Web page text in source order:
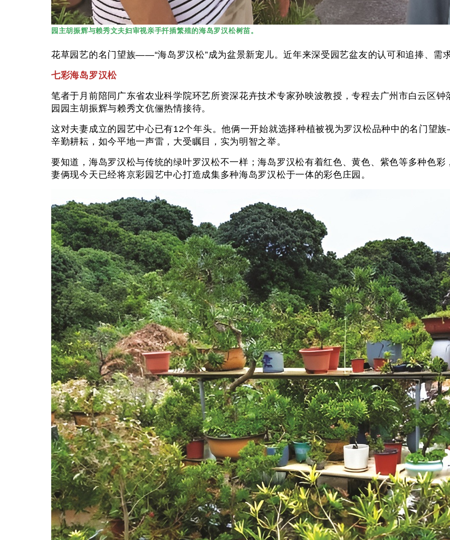
园主胡振辉与赖秀文夫妇审视亲手扦插繁殖的海岛罗汉松树苗。
花草园艺的名门望族——“海岛罗汉松”成为盆景新宠儿。近年来深受园艺盆友的认可和追捧、需
七彩海岛罗汉松
笔者于月前陪同广东省农业科学院环艺所资深花卉技术专家孙映波教授，专程去广州市白云区
园园主胡振辉与赖秀文伉俪热情接待。
这对夫妻成立的园艺中心已有12个年头。他俩一开始就选择种植被视为罗汉松品种中的名门望
辛勤耕耘，如今平地一声雷，大受瞩目，实为明智之举。
要知道，海岛罗汉松与传统的绿叶罗汉松不一样；海岛罗汉松有着红色、黄色、紫色等多种色
妻俩现今天已经将京彩园艺中心打造成集多种海岛罗汉松于一体的彩色庄园。